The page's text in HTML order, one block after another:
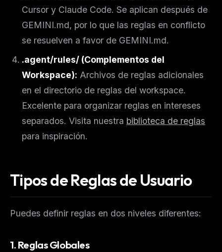
Cursor y Claude Code. Se aplican después de
GEMINI.md, por lo que las reglas en conflicto
se resuelven a favor de GEMINI.md.
.agent/rules/ (Complementos del
Workspace): Archivos de reglas adicionales
en el directorio de reglas del workspace.
Excelente para organizar reglas en intereses
separados. Visita nuestra biblioteca de reglas
para inspiración.
Tipos de Reglas de Usuario
Puedes definir reglas en dos niveles diferentes:
1. Reglas Globales